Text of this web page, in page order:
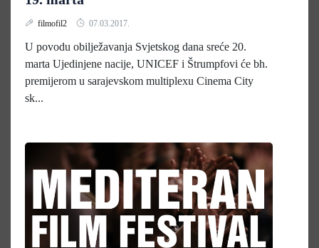
filmofil2 07.03.2017.
U povodu obilježavanja Svjetskog dana sreće 20.
marta Ujedinjene nacije, UNICEF i Štrumpfovi će bh.
premijerom u sarajevskom multiplexu Cinema City
sk...